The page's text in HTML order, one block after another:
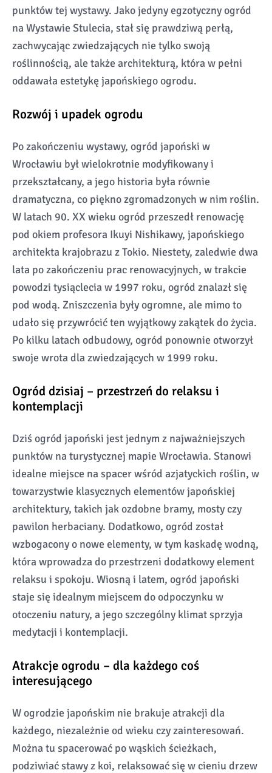
punktów tej wystawy. Jako jedyny egzotyczny ogród
na Wystawie Stulecia, stał się prawdziwą perłą,
zachwycając zwiedzających nie tylko swoją
roślinnością, ale także architekturą, która w pełni
oddawała estetykę japońskiego ogrodu.
Rozwój i upadek ogrodu
Po zakończeniu wystawy, ogród japoński w
Wrocławiu był wielokrotnie modyfikowany i
przekształcany, a jego historia była równie
dramatyczna, co piękno zgromadzonych w nim roślin.
W latach 90. XX wieku ogród przeszedł renowację
pod okiem profesora Ikuyi Nishikawy, japońskiego
architekta krajobrazu z Tokio. Niestety, zaledwie dwa
lata po zakończeniu prac renowacyjnych, w trakcie
powodzi tysiąclecia w 1997 roku, ogród znalazł się
pod wodą. Zniszczenia były ogromne, ale mimo to
udało się przywrócić ten wyjątkowy zakątek do życia.
Po kilku latach odbudowy, ogród ponownie otworzył
swoje wrota dla zwiedzających w 1999 roku.
Ogród dzisiaj – przestrzeń do relaksu i
kontemplacji
Dziś ogród japoński jest jednym z najważniejszych
punktów na turystycznej mapie Wrocławia. Stanowi
idealne miejsce na spacer wśród azjatyckich roślin, w
towarzystwie klasycznych elementów japońskiej
architektury, takich jak ozdobne bramy, mosty czy
pawilon herbaciany. Dodatkowo, ogród został
wzbogacony o nowe elementy, w tym kaskadę wodną,
która wprowadza do przestrzeni dodatkowy element
relaksu i spokoju. Wiosną i latem, ogród japoński
staje się idealnym miejscem do odpoczynku w
otoczeniu natury, a jego szczególny klimat sprzyja
medytacji i kontemplacji.
Atrakcje ogrodu – dla każdego coś
interesującego
W ogrodzie japońskim nie brakuje atrakcji dla
każdego, niezależnie od wieku czy zainteresowań.
Można tu spacerować po wąskich ścieżkach,
podziwiać stawy z koi, relaksować się w cieniu drzew